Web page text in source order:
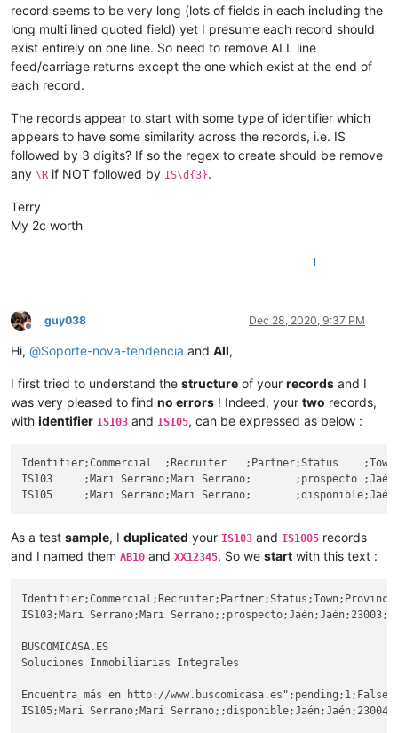
record seems to be very long (lots of fields in each including the
long multi lined quoted field) yet I presume each record should
exist entirely on one line. So need to remove ALL line
feed/carriage returns except the one which exist at the end of
each record.
The records appear to start with some type of identifier which
appears to have some similarity across the records, i.e. IS
followed by 3 digits? If so the regex to create should be remove
any \R if NOT followed by IS\d{3}.
Terry
My 2c worth
1
Offline
guy038 Dec 28, 2020, 9:37 PM
Hi, @Soporte-nova-tendencia and All,
I first tried to understand the structure of your records and I
was very pleased to find no errors ! Indeed, your two records,
with identifier IS103 and IS105, can be expressed as below :
Identifier;Commercial  ;Recruiter
IS103     ;Mari Serrano;Mari Serrano;
As a test sample, I duplicated your IS103 and IS1005 records
and I named them AB10 and XX12345. So we start with this text :
IS103;Mari Serrano;Mari
BUSCOMICASA.ES
Soluciones Inmobiliarias Integrales
Encuentra más en http://
IS105;Mari Serrano;Mari